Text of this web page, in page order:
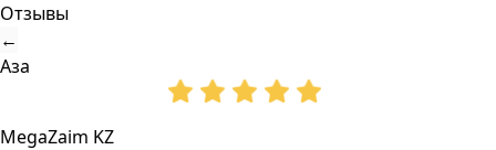
Отзывы
←
Аза
MegaZaim KZ